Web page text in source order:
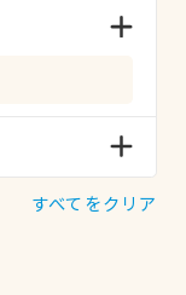
すべてをクリア